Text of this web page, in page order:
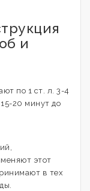
и
по 1 ст. л. 3-4
20 минут до
этот
в тех